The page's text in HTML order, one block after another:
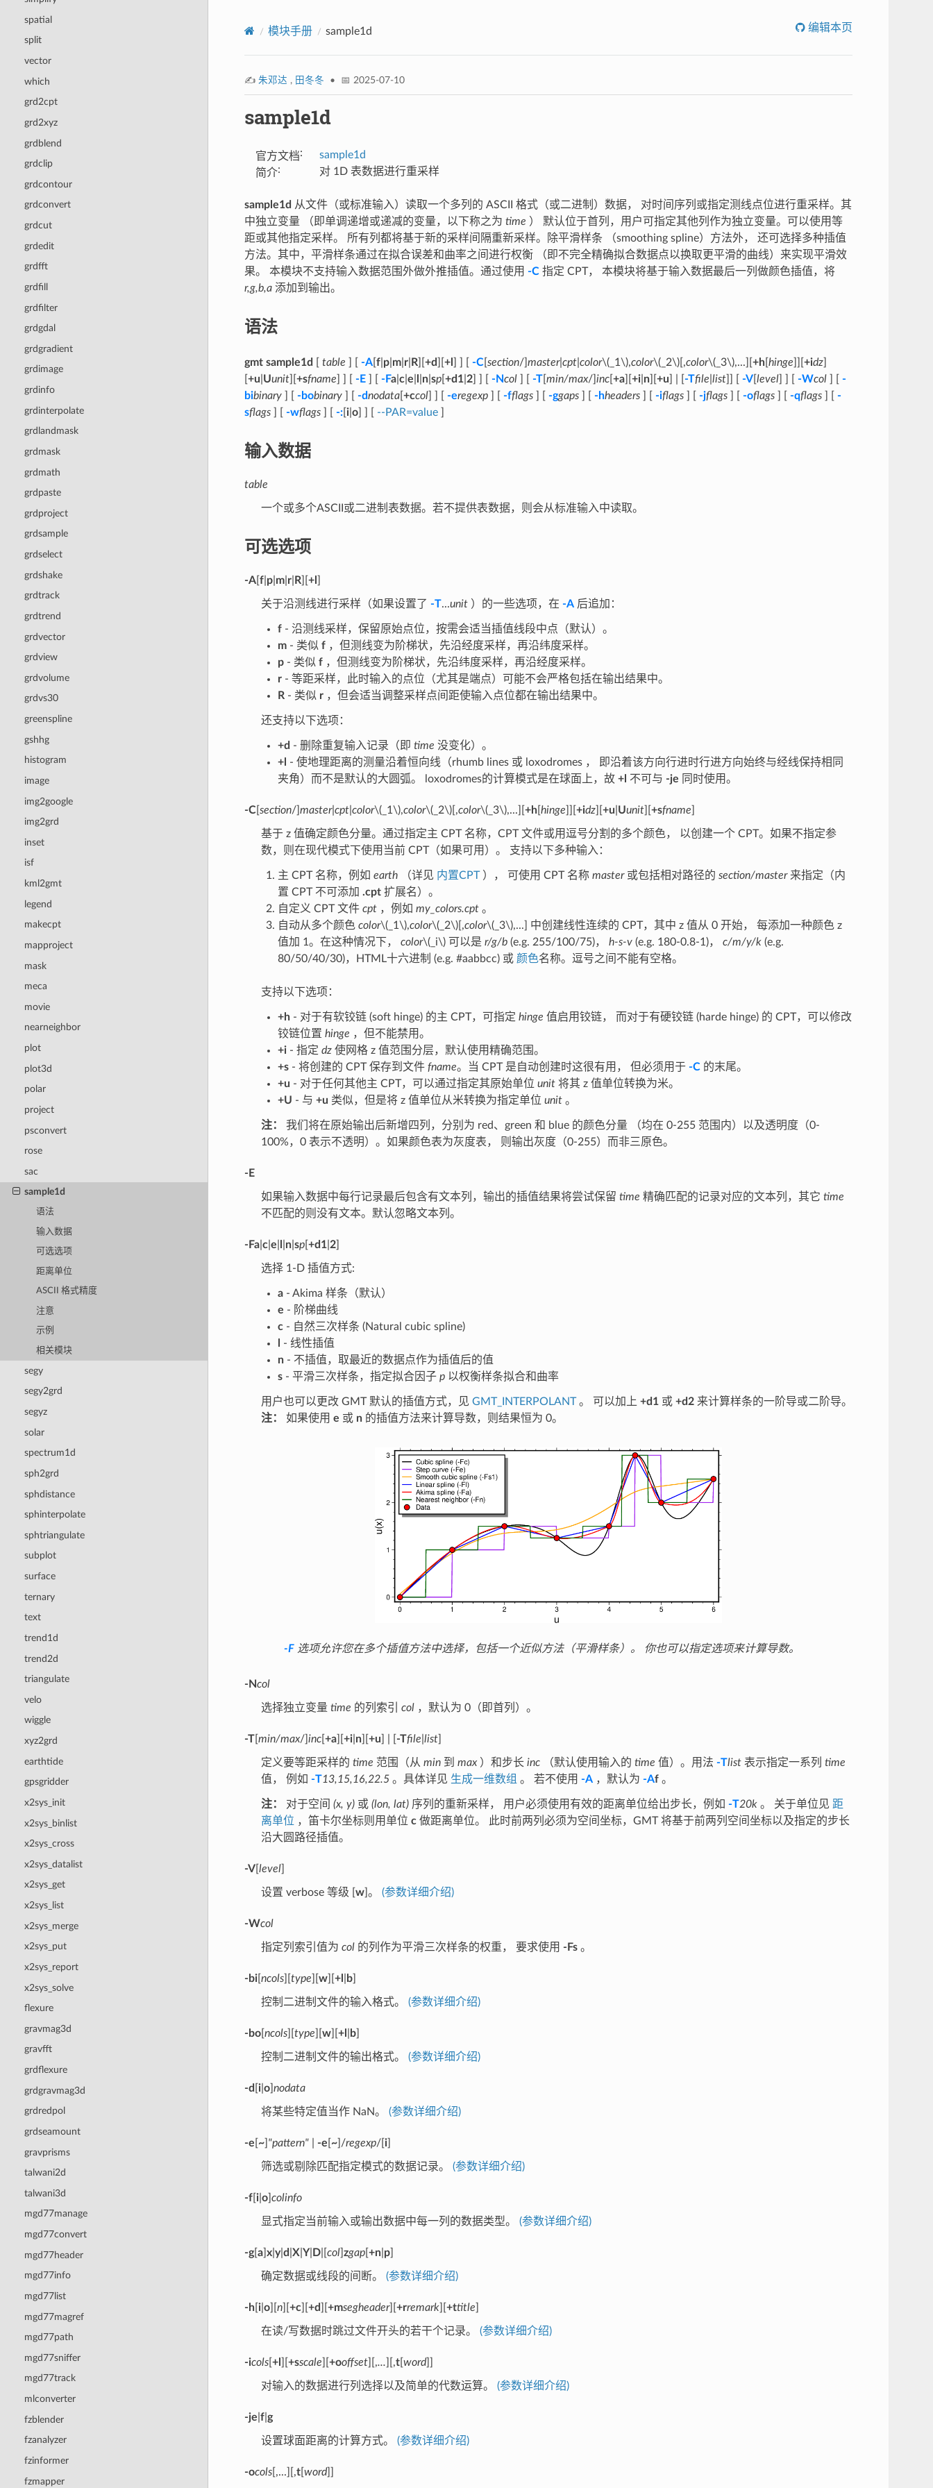
spatial
split
vector
which
grd2cpt
grd2xyz
grdblend
grdclip
grdcontour
grdconvert
grdcut
grdedit
grdfft
grdfill
grdfilter
grdgdal
grdgradient
grdimage
grdinfo
grdinterpolate
grdlandmask
grdmask
grdmath
grdpaste
grdproject
grdsample
grdselect
grdshake
grdtrack
grdtrend
grdvector
grdview
grdvolume
grdvs30
greenspline
gshhg
histogram
image
img2google
img2grd
inset
isf
kml2gmt
legend
makecpt
mapproject
mask
meca
movie
nearneighbor
plot
plot3d
polar
project
psconvert
rose
sac
sample1d
语法
输入数据
可选选项
距离单位
ASCII 格式精度
注意
示例
相关模块
segy
segy2grd
segyz
solar
spectrum1d
sph2grd
sphdistance
sphinterpolate
sphtriangulate
subplot
surface
ternary
text
trend1d
trend2d
triangulate
velo
wiggle
xyz2grd
earthtide
gpsgridder
x2sys_init
x2sys_binlist
x2sys_cross
x2sys_datalist
x2sys_get
x2sys_list
x2sys_merge
x2sys_put
x2sys_report
x2sys_solve
flexure
gravmag3d
gravfft
grdflexure
grdgravmag3d
grdredpol
grdseamount
gravprisms
talwani2d
talwani3d
mgd77manage
mgd77convert
mgd77header
mgd77info
mgd77list
mgd77magref
mgd77path
mgd77sniffer
mgd77track
mlconverter
fzblender
fzanalyzer
fzinformer
fzmapper
模块手册 sample1d 编辑本页
✍️ 朱邓达 , 田冬冬 • 📅 2025-07-10
sample1d
官方文档:
sample1d
简介: 对 1D 表数据进行重采样
sample1d 从文件（或标准输入）读取一个多列的 ASCII 格式（或二进制）数据， 对时间序列或指定测线点位进行重采样。其
中独立变量 （即单调递增或递减的变量，以下称之为 time ） 默认位于首列，用户可指定其他列作为独立变量。可以使用等
距或其他指定采样。 所有列都将基于新的采样间隔重新采样。除平滑样条 （smoothing spline）方法外， 还可选择多种插值
方法。其中，平滑样条通过在拟合误差和曲率之间进行权衡 （即不完全精确拟合数据点以换取更平滑的曲线）来实现平滑效
果。 本模块不支持输入数据范围外做外推插值。通过使用 -C指定 CPT， 本模块将基于输入数据最后一列做颜色插值，将
r,g,b,a添加到输出。
语法
gmt sample1d table -A[ f| p| m| r| R][ +d +l -C[ section/] master|cpt| color\(_1\),color\(_2\)[,color\(_3\),...][ +h[ hinge +idz]
+u Uunit][ +sfname -E] [ -Fa| c| e n| sp[ +d1| 2] ] [ -Ncol] [ -T[ min/max/] inc[ +a][ +i| n][ +u -Tfile list]] [ -V[ level] ] [ -Wcol] [ -
bibinary] [ -bobinary] [ -dnodata[ +ccol] ] [ -eregexp] [ -fflags] [ -ggaps] [ -hheaders] [ -iflags] [ -jflags] [ -oflags] [ -qflags] [ -
sflags] [ -wflags] [ -:[ i| o] ] [ --PAR=value]
输入数据
table
一个或多个ASCII或二进制表数据。若不提供表数据，则会从标准输入中读取。
可选选项
-A[ f| p| m| r| R][ +l
关于沿测线进行采样（如果设置了 -T...unit）的一些选项，在 -A后追加：
f- 沿测线采样，保留原始点位，按需会适当插值线段中点（默认）。
m- 类似 f，但测线变为阶梯状，先沿经度采样，再沿纬度采样。
p- 类似 f，但测线变为阶梯状，先沿纬度采样，再沿经度采样。
r- 等距采样，此时输入的点位（尤其是端点）可能不会严格包括在输出结果中。
R- 类似 r，但会适当调整采样点间距使输入点位都在输出结果中。
还支持以下选项：
+d - 删除重复输入记录（即 time 没变化）。
+l - 使地理距离的测量沿着恒向线（rhumb lines 或 loxodromes ， 即沿着该方向行进时行进方向始终与经线保持相同
夹角）而不是默认的大圆弧。 loxodromes的计算模式是在球面上，故 +l 不可与 -je 同时使用。
-C[ section/] master|cpt| color\(_1\),color\(_2\)[,color\(_3\),...][ +h[ hinge +idz][ +u Uunit][ +sfname
基于 z 值确定颜色分量。通过指定主 CPT 名称，CPT 文件或用逗号分割的多个颜色， 以创建一个 CPT。如果不指定参
数，则在现代模式下使用当前 CPT（如果可用）。 支持以下多种输入：
主 CPT 名称，例如 earth（详见 内置CPT）， 可使用 CPT 名称 master或包括相对路径的 section/master来指定（内
置 CPT 不可添加 .cpt扩展名）。
自定义 CPT 文件 cpt，例如 my_colors.cpt。
自动从多个颜色 color\(_1\),color\(_2\)[,color\(_3\),...] 中创建线性连续的 CPT，其中 z 值从 0 开始， 每添加一种颜色 z
值加 1。在这种情况下， color\(_i\)可以是 r/g/b(e.g. 255/100/75)， h-s-v(e.g. 180-0.8-1)， c/m/y/k(e.g.
80/50/40/30)，HTML十六进制 (e.g. #aabbcc) 或 颜色名称。逗号之间不能有空格。
支持以下选项：
+h- 对于有软铰链 (soft hinge) 的主 CPT，可指定 hinge 值启用铰链， 而对于有硬铰链 (harde hinge) 的 CPT，可以修改
铰链位置 hinge ，但不能禁用。
+i- 指定 dz使网格 z 值范围分层，默认使用精确范围。
+s- 将创建的 CPT 保存到文件 fname。当 CPT 是自动创建时这很有用， 但必须用于 -C的末尾。
+u - 对于任何其他主 CPT，可以通过指定其原始单位 unit将其 z 值单位转换为米。
+U - 与 +u 类似，但是将 z 值单位从米转换为指定单位 unit。
注：
我们将在原始输出后新增四列，分别为 red、green 和 blue 的颜色分量 （均在 0-255 范围内）以及透明度（0-
100%，0 表示不透明）。如果颜色表为灰度表， 则输出灰度（0-255）而非三原色。
-E
如果输入数据中每行记录最后包含有文本列，输出的插值结果将尝试保留 time 精确匹配的记录对应的文本列，其它 time
不匹配的则没有文本。默认忽略文本列。
-Fa| c| e n| sp[ +d1| 2]
选择 1-D 插值方式:
a- Akima 样条（默认）
e - 阶梯曲线
c- 自然三次样条 (Natural cubic spline)
- 线性插值
n- 不插值，取最近的数据点作为插值后的值
s- 平滑三次样条，指定拟合因子 p以权衡样条拟合和曲率
用户也可以更改 GMT 默认的插值方式，见 GMT_INTERPOLANT。 可以加上 +d1或 +d2来计算样条的一阶导或二阶导。
注：
如果使用 e 或 n的插值方法来计算导数，则结果恒为 0。
-F选项允许您在多个插值方法中选择，包括一个近似方法（平滑样条）。 你也可以指定选项来计算导数。
-Ncol
选择独立变量 time 的列索引 col，默认为 0（即首列）。
-T[ min/max/] inc[ +a][ +i| n][ +u -Tfile list]
定义要等距采样的 time 范围（从 min到 max）和步长 inc（默认使用输入的 time 值）。用法 -Tlist表示指定一系列 time
值， 例如 -T13,15,16,22.5。具体详见 生成一维数组 。 若不使用 -A，默认为 -Af。
注： 对于空间 (x, y)或 (lon, lat)序列的重新采样， 用户必须使用有效的距离单位给出步长，例如 -T20k。 关于单位见 距
离单位 ，笛卡尔坐标则用单位 c做距离单位。 此时前两列必须为空间坐标，GMT 将基于前两列空间坐标以及指定的步长
沿大圆路径插值。
-V[ level]
设置 verbose 等级 [ w]。 (参数详细介绍)
-Wcol
指定列索引值为 col的列作为平滑三次样条的权重， 要求使用 -Fs。
-bi[ ncols][ type w][ +l b]
控制二进制文件的输入格式。 (参数详细介绍)
-bo[ ncols][ type w][ +l b]
控制二进制文件的输出格式。 (参数详细介绍)
-d i| o] nodata
将某些特定值当作 NaN。 (参数详细介绍)
-e ~] "pattern"| -e ~]/regexp/[ i]
筛选或剔除匹配指定模式的数据记录。 (参数详细介绍)
-f[ i| o] colinfo
显式指定当前输入或输出数据中每一列的数据类型。 (参数详细介绍)
-g[ a] x| y|d X Y| D|[ col] zgap[ +n| p]
确定数据或线段的间断。 (参数详细介绍)
-h[ i| o][ n][ +c][ +d +msegheader][ +rremark][ +ttitle
在读/写数据时跳过文件开头的若干个记录。 (参数详细介绍)
-icols[ +l +sscale +ooffset][,... ][,t[ word]]
对输入的数据进行列选择以及简单的代数运算。 (参数详细介绍)
-je f| g
设置球面距离的计算方式。 (参数详细介绍)
-ocols[,...][,t[ word]]